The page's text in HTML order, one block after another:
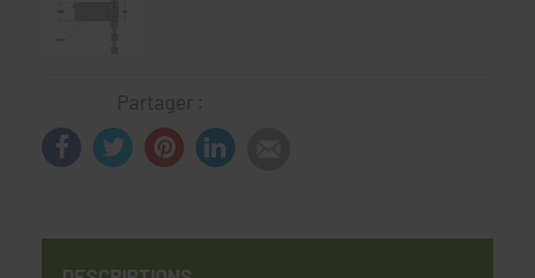
Partager :